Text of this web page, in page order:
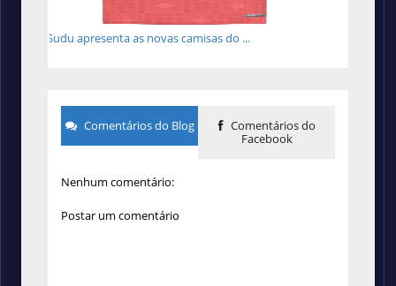
Sudu apresenta as novas camisas do ...
Comentários do Blog
Comentários do
Facebook
Nenhum comentário:
Postar um comentário